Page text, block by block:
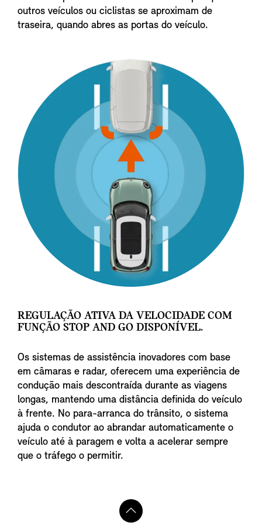
outros veículos ou ciclistas se aproximam de
traseira, quando abres as portas do veículo.
REGULAÇÃO ATIVA DA VELOCIDADE COM
FUNÇÃO STOP AND GO DISPONÍVEL.
Os sistemas de assistência inovadores com base
em câmaras e radar, oferecem uma experiência de
condução mais descontraída durante as viagens
longas, mantendo uma distância definida do veículo
à frente. No para-arranca do trânsito, o sistema
ajuda o condutor ao abrandar automaticamente o
veículo até à paragem e volta a acelerar sempre
que o tráfego o permitir.